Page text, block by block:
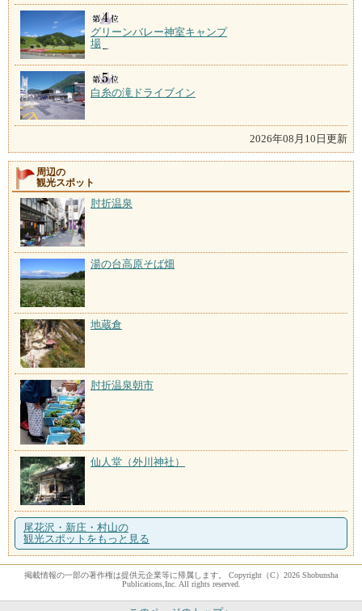
グリーンバレー神室キャンプ
場
白糸の滝ドライブイン
2026年08月10日更新
周辺の
観光スポット
肘折温泉
湯の台高原そば畑
地蔵倉
肘折温泉朝市
仙人堂（外川神社）
尾花沢・新庄・村山の
観光スポットをもっと見る
掲載情報の一部の著作権は提供元企業等に帰属します。 Copyright（C）2026 Shobunsha
Publications,Inc. All rights reserved.